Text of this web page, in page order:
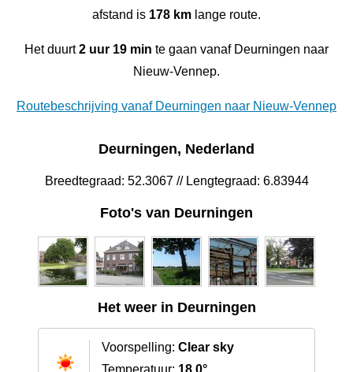
afstand is 178 km lange route.
Het duurt2 uur 19 min te gaan vanaf Deurningen naar
Nieuw-Vennep.
Routebeschrijving vanaf Deurningen naar Nieuw-Vennep
Deurningen, Nederland
Breedtegraad: 52.3067 // Lengtegraad: 6.83944
Foto's van Deurningen
Het weer in Deurningen
Voorspelling: Clear sky